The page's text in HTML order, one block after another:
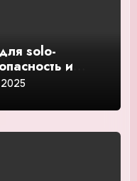
solo-
и
и